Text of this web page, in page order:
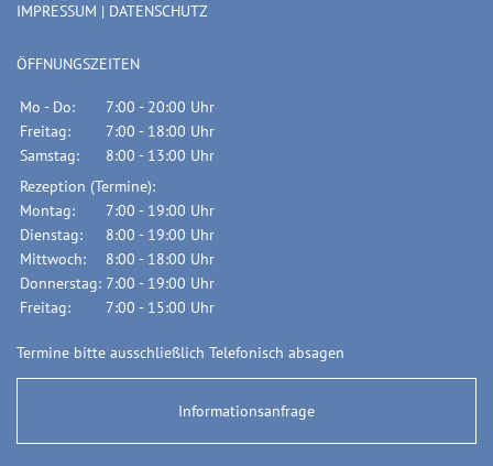
IMPRESSUM | DATENSCHUTZ
ÖFFNUNGSZEITEN
Mo - Do:
7:00 - 20:00 Uhr
Freitag:
7:00 - 18:00 Uhr
Samstag:
8:00 - 13:00 Uhr
Rezeption (Termine):
Montag:
7:00 - 19:00 Uhr
Dienstag:
8:00 - 19:00 Uhr
Mittwoch:
8:00 - 18:00 Uhr
Donnerstag: 7:00 - 19:00 Uhr
Freitag:
7:00 - 15:00 Uhr
Termine bitte ausschließlich Telefonisch absagen
Informationsanfrage